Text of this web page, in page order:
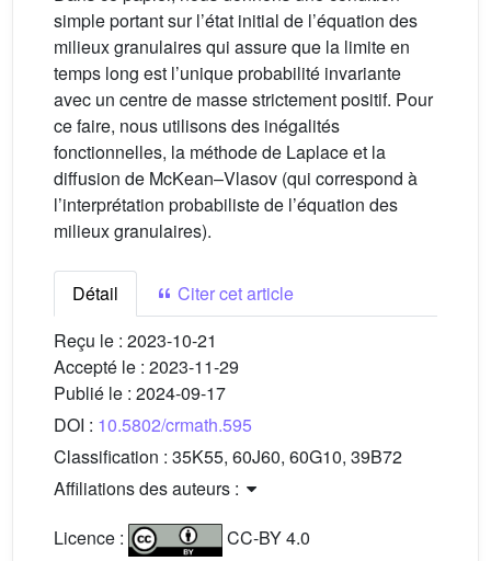
simple portant sur l’état initial de l’équation des
milieux granulaires qui assure que la limite en
temps long est l’unique probabilité invariante
avec un centre de masse strictement positif. Pour
ce faire, nous utilisons des inégalités
fonctionnelles, la méthode de Laplace et la
diffusion de McKean–Vlasov (qui correspond à
l’interprétation probabiliste de l’équation des
milieux granulaires).
Détail
Citer cet article
Reçu le : 2023-10-21
Accepté le : 2023-11-29
Publié le : 2024-09-17
DOI : 10.5802/crmath.595
Classification : 35K55, 60J60, 60G10, 39B72
Affiliations des auteurs :
Licence :
CC-BY 4.0